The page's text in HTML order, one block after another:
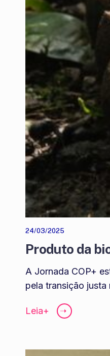
24/03/2025
Produto da
A Jornada COP+
pela transição
Leia+ ➝